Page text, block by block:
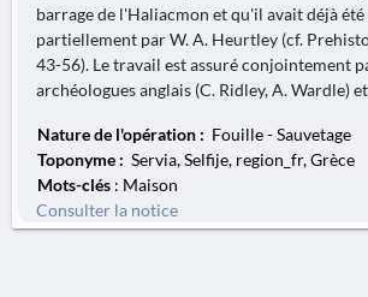
barrage de l'Haliacmon et qu'il avait déjà
partiellement par W. A. Heurtley (cf.
43-56). Le travail est assuré conjointement
archéologues anglais (C. Ridley, A. Wardle)
Nature de l'opération : Fouille - Sauvetage
Toponyme : Servia, Selfije, region_fr, Grèce
Mots-clés : Maison
Consulter la notice